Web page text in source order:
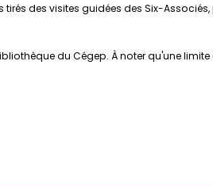
des visites guidées des Six-
du Cégep. À noter qu'une limite